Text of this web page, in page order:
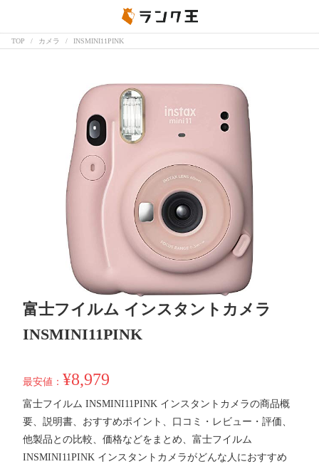
TOP カメラ INSMINI11PINK
富士フイルム インスタントカメラ
INSMINI11PINK
最安値： ¥8,979
富士フイルム INSMINI11PINK インスタントカメラの商品概
要、説明書、おすすめポイント、口コミ・レビュー・評価、
他製品との比較、価格などをまとめ、富士フイルム
INSMINI11PINK インスタントカメラがどんな人におすすめ